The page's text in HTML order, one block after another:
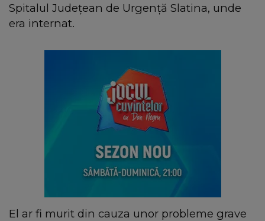
Spitalul Județean de Urgență Slatina, unde
era internat.
El ar fi murit din cauza unor probleme grave